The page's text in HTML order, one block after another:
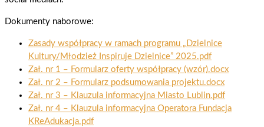
Dokumenty naborowe:
Zasady współpracy w ramach programu „Dzielnice
Kultury/Młodzież Inspiruje Dzielnice” 2025.pdf
Zał. nr 1 – Formularz oferty współpracy (wzór).docx
Zał. nr 2 – Formularz podsumowania projektu.docx
Zał. nr 3 – Klauzula informacyjna Miasto Lublin.pdf
Zał. nr 4 – Klauzula informacyjna Operatora Fundacja
KReAdukacja.pdf